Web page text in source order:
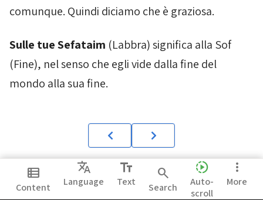
comunque. Quindi diciamo che è graziosa.
Sulle tueSefataim (Labbra) significa alla Sof
(Fine), nel senso che egli vide dalla fine del
mondo alla sua fine.
view_list
Content
Translate
Language
text_fields
Text
search
Search
slow_motion_video
Auto-
scroll
more_vert
More